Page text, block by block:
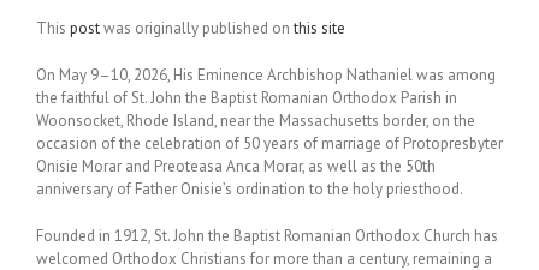
This postwas originally published onthis site
On May 9–10, 2026, His Eminence Archbishop Nathaniel was among
the faithful of St. John the Baptist Romanian Orthodox Parish in
Woonsocket, Rhode Island, near the Massachusetts border, on the
occasion of the celebration of 50 years of marriage of Protopresbyter
Onisie Morar and Preoteasa Anca Morar, as well as the 50th
anniversary of Father Onisie’s ordination to the holy priesthood.
Founded in 1912, St. John the Baptist Romanian Orthodox Church has
welcomed Orthodox Christians for more than a century, remaining a